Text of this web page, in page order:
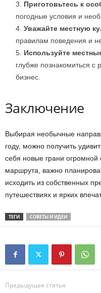
Приготовьтесь к
погодные условия и
Уважайте местную
правилам поведения и
Используйте
глубже познакомиться
бизнес.
Заключение
Выбирая необычные
году, можно получить
себя новые грани
маршрута, важно
исходить из собственных
путешествиях и ярких
ТЕГИ СОВЕТЫ И ИДЕИ
Предыдущая статья